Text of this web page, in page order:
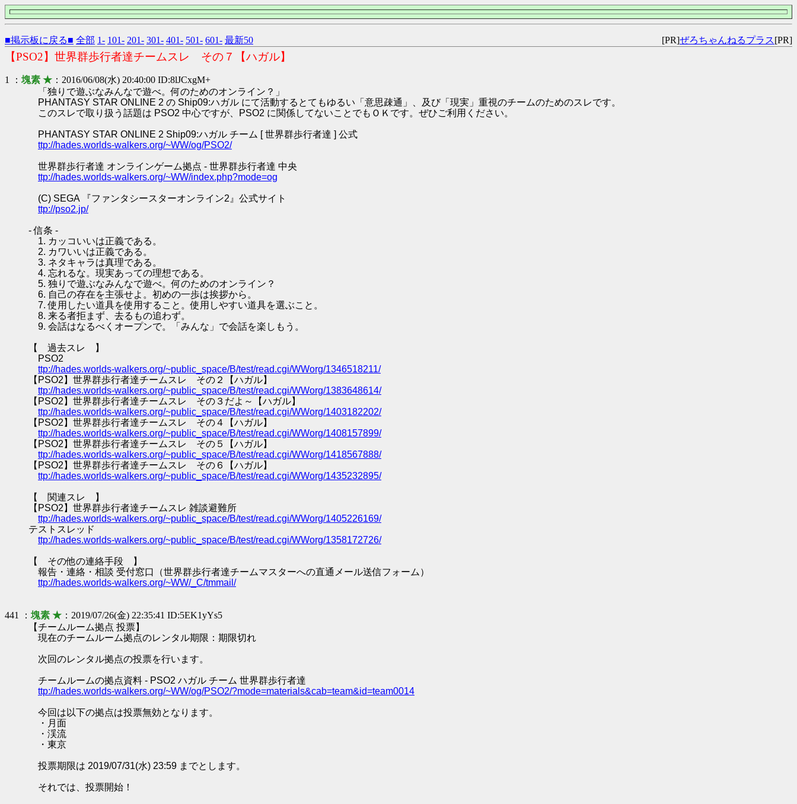
■掲示板に戻る■ 全部 1- 101- 201- 301- 401- 501- 601- 最新50 [PR]ぜろちゃんねるプラス[PR]
【PSO2】世界群歩行者達チームスレ その７【ハガル】
1 ： 塊素 ★ ：2016/06/08(水) 20:40:00 ID:8lJCxgM+
「独りで遊ぶなみんなで遊べ。何のためのオンライン？」
PHANTASY STAR ONLINE 2 の Ship09:ハガル にて活動するとてもゆるい「意思疎通」、及び「現実」重視のチームのためのスレです。
このスレで取り扱う話題は PSO2 中心ですが、PSO2 に関係してないことでもＯＫです。ぜひご利用ください。
PHANTASY STAR ONLINE 2 Ship09:ハガル チーム [ 世界群歩行者達 ] 公式
ttp://hades.worlds-walkers.org/~WW/og/PSO2/
世界群歩行者達 オンラインゲーム拠点 - 世界群歩行者達 中央
ttp://hades.worlds-walkers.org/~WW/index.php?mode=og
(C) SEGA 『ファンタシースターオンライン2』公式サイト
ttp://pso2.jp/
- 信条 -
1. カッコいいは正義である。
2. カワいいは正義である。
3. ネタキャラは真理である。
4. 忘れるな。現実あっての理想である。
5. 独りで遊ぶなみんなで遊べ。何のためのオンライン？
6. 自己の存在を主張せよ。初めの一歩は挨拶から。
7. 使用したい道具を使用すること。使用しやすい道具を選ぶこと。
8. 来る者拒まず、去るもの追わず。
9. 会話はなるべくオープンで。「みんな」で会話を楽しもう。
【 過去スレ 】
PSO2
ttp://hades.worlds-walkers.org/~public_space/B/test/read.cgi/WWorg/1346518211/
【PSO2】世界群歩行者達チームスレ その２【ハガル】
ttp://hades.worlds-walkers.org/~public_space/B/test/read.cgi/WWorg/1383648614/
【PSO2】世界群歩行者達チームスレ その３だよ～【ハガル】
ttp://hades.worlds-walkers.org/~public_space/B/test/read.cgi/WWorg/1403182202/
【PSO2】世界群歩行者達チームスレ その４【ハガル】
ttp://hades.worlds-walkers.org/~public_space/B/test/read.cgi/WWorg/1408157899/
【PSO2】世界群歩行者達チームスレ その５【ハガル】
ttp://hades.worlds-walkers.org/~public_space/B/test/read.cgi/WWorg/1418567888/
【PSO2】世界群歩行者達チームスレ その６【ハガル】
ttp://hades.worlds-walkers.org/~public_space/B/test/read.cgi/WWorg/1435232895/
【 関連スレ 】
【PSO2】世界群歩行者達チームスレ 雑談避難所
ttp://hades.worlds-walkers.org/~public_space/B/test/read.cgi/WWorg/1405226169/
テストスレッド
ttp://hades.worlds-walkers.org/~public_space/B/test/read.cgi/WWorg/1358172726/
【 その他の連絡手段 】
報告・連絡・相談 受付窓口（世界群歩行者達チームマスターへの直通メール送信フォーム）
ttp://hades.worlds-walkers.org/~WW/_C/tmmail/
441 ： 塊素 ★ ：2019/07/26(金) 22:35:41 ID:5EK1yYs5
【チームルーム拠点 投票】
現在のチームルーム拠点のレンタル期限：期限切れ
次回のレンタル拠点の投票を行います。
チームルームの拠点資料 - PSO2 ハガル チーム 世界群歩行者達
ttp://hades.worlds-walkers.org/~WW/og/PSO2/?mode=materials&cab=team&id=team0014
今回は以下の拠点は投票無効となります。
・月面
・渓流
・東京
投票期限は 2019/07/31(水) 23:59 までとします。
それでは、投票開始！